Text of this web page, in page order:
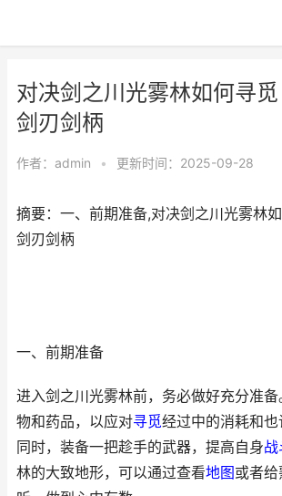
对决剑之川光雾林如何寻
剑刃剑柄
作者： admin • 更新时间：2025-09-28
摘要：一、前期准备,对决剑之川光雾林
剑刃剑柄
一、前期准备
进入剑之川光雾林前，务必做好充分准
物和药品，以应对寻觅经过中的消耗和也
同时，装备一把趁手的武器，提高自身战
林的大致地形，可以通过查看地图或者